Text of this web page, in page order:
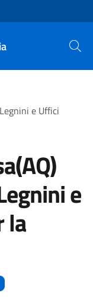
Cerca
e Uffici
e
la